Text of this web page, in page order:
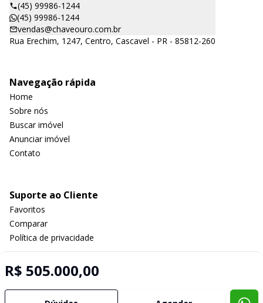
R$ 505.000,00
(45) 99986-1244
(45) 99986-1244
vendas@chaveouro.com.br
Rua Erechim, 1247, Centro, Cascavel - PR - 85812-260
Navegação rápida
Home
Sobre nós
Buscar imóvel
Anunciar imóvel
Contato
Suporte ao Cliente
Favoritos
Comparar
Política de privacidade
Selo de Tecnologia Loft